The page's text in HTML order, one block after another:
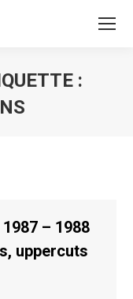
:
– 1988
uppercuts